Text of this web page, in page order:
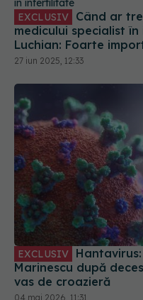
EXCLUSIV Când ar trebui să se adreseze un cuplu
medicului specialist
Luchian: Foarte
EXCLUSIV Hantavirus: avertismentul dr. Adrian
Marinescu după
vas de croazieră